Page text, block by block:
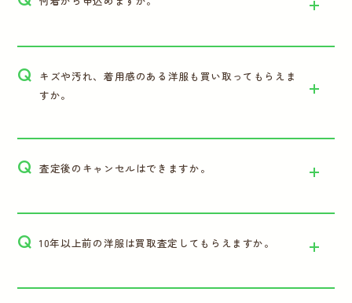
Q キズや汚れ、着用感のある洋服も買い取ってもらえま
すか。
Q 査定後のキャンセルはできますか。
Q 10年以上前の洋服は買取査定してもらえますか。